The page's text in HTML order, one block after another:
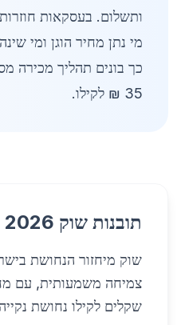
ותשלום. בעסקאות
מי נתן מחיר הוגן ומי
35 ₪ לקילו.
תובנות שוק 2026
שקלים לקילו נחושת